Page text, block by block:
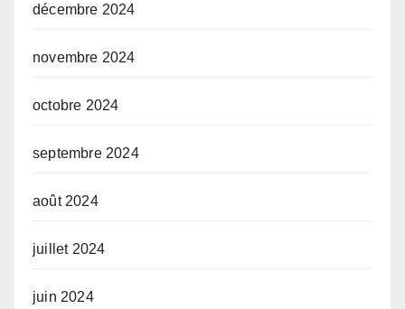
décembre 2024
novembre 2024
octobre 2024
septembre 2024
août 2024
juillet 2024
juin 2024